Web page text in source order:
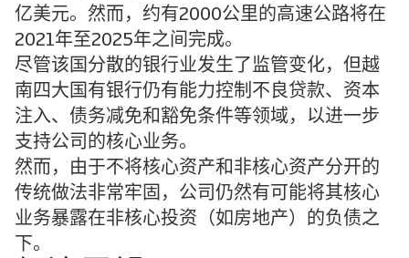
亿美元。然而，约有2000公里的高速公路将在
2021年至2025年之间完成。
尽管该国分散的银行业发生了监管变化，但越
南四大国有银行仍有能力控制不良贷款、资本
注入、债务减免和豁免条件等领域，以进一步
支持公司的核心业务。
然而，由于不将核心资产和非核心资产分开的
传统做法非常牢固，公司仍然有可能将其核心
业务暴露在非核心投资（如房地产）的负债之
下。